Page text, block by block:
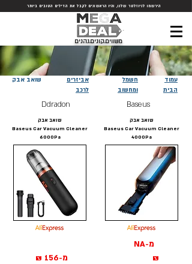
הירשמו לניוזלטר שלנו, והיו הראשונים לקבל את הדילים הטובים ביותר
משווים.קונים.נהנים
שואב אבק
אביזרים
לרכב
חשמל
ומחשוב
עמוד
הבית
Ddradon Baseus
שואב אבק
Baseus Car Vacuum Cleaner
6000Pa
מ-156 ₪
שואב אבק
Baseus Car Vacuum Cleaner
4000Pa
מ-NA
₪